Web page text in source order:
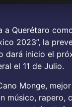
a Querétaro
2023”, la
dará inicio el
el 11 de Julio.
Monge,
músico, rapero,